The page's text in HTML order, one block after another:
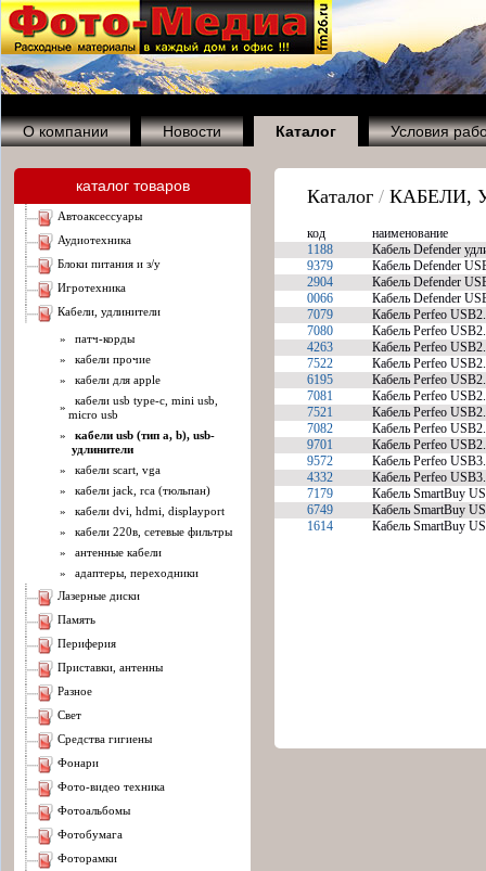
О компании Новости Каталог Условия
каталог товаров
автоаксессуары
аудиотехника
блоки питания и з/у
игротехника
кабели, удлинители
»
патч-корды
»
кабели прочие
»
кабели для apple
»
кабели usb type-c, mini usb,
micro usb
»
кабели usb (тип a, b), usb-
удлинители
»
кабели scart, vga
»
кабели jack, rca (тюльпан)
»
кабели dvi, hdmi, displayport
»
кабели 220в, сетевые фильтры
»
антенные кабели
»
адаптеры, переходники
лазерные диски
память
периферия
приставки, антенны
разное
свет
средства гигиены
фонари
фото-видео техника
фотоальбомы
фотобумага
фоторамки
Каталог / КАБЕЛИ,
код
наименование
1188
Кабель Defender
9379
Кабель Defender
2904
Кабель Defender
0066
Кабель Defender
7079
Кабель Perfeo
7080
Кабель Perfeo
4263
Кабель Perfeo
7522
Кабель Perfeo
6195
Кабель Perfeo
7081
Кабель Perfeo
7521
Кабель Perfeo
7082
Кабель Perfeo
9701
Кабель Perfeo
9572
Кабель Perfeo
4332
Кабель Perfeo
7179
Кабель SmartBuy
6749
Кабель SmartBuy
1614
Кабель SmartBuy